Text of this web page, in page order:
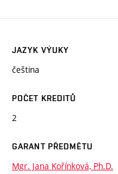
JAZYK VÝUKY
čeština
POČET KREDITŮ
2
GARANT PŘEDMĚTU
Mgr. Jana Kořínková, Ph.D.